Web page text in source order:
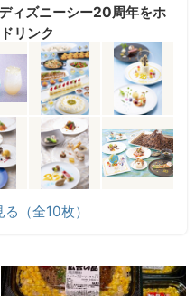
ィズニーシー20周年をホ
リンク
（全10枚）